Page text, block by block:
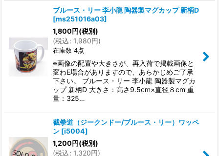
ブルース・リー 李小龍 陶器製マグカップ 新柄D
[ms251016a03]
1,800円(税別)
(税込: 1,980円)
在庫数 4点
※画像の配置や大きさが、再入荷で掲載画像と
変わE場合がありますので、あらかじめご了承
下さい。 ブルース・リー 李小龍 陶器製マグカ
ップ 新柄D 大きさ：高さ9.5cm×直径８cm 重
量：325…
截拳道（ジークンドー/ブルース・リー）ワッペ
ン [i5004]
1,200円(税別)
(税込: 1,320円)